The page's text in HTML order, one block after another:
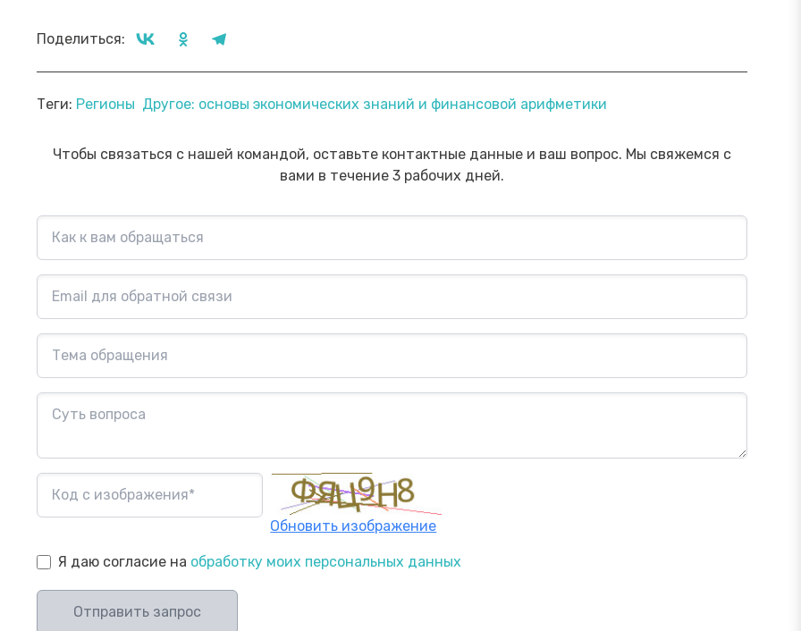
Поделиться:
Теги: Регионы Другое: основы экономических знаний и финансовой арифметики
Чтобы связаться с нашей командой, оставьте контактные данные и ваш вопрос. Мы свяжемся с
вами в течение 3 рабочих дней.
Обновить изображение
Я даю согласие на обработку моих персональных данных
Отправить запрос
Финансовый блогер»
Посмотреть→
которые помогут обезопасить
Посмотреть→